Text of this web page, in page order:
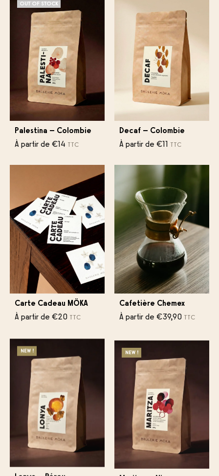
OUT OF STOCK
Palestina – Colombie
À partir de €14 TTC
Decaf – Colombie
À partir de €11 TTC
Carte Cadeau MÖKA
À partir de €20 TTC
Cafetière Chemex
À partir de €39,90 TTC
NEW ! NEW !